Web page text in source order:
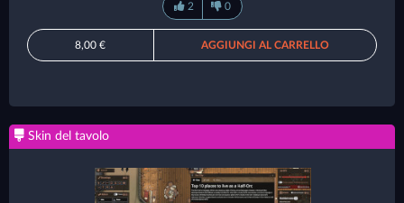
2 0
8,00 € AGGIUNGI AL CARRELLO
Skin del tavolo